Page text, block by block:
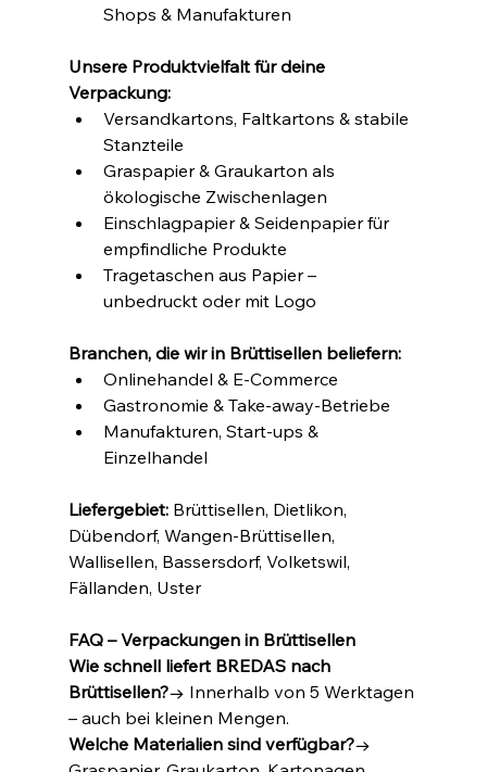
Shops & Manufakturen
Unsere Produktvielfalt für deine
Verpackung:
Versandkartons, Faltkartons & stabile
Stanzteile
Graspapier & Graukarton als
ökologische Zwischenlagen
Einschlagpapier & Seidenpapier für
empfindliche Produkte
Tragetaschen aus Papier –
unbedruckt oder mit Logo
Branchen, die wir in Brüttisellen beliefern:
Onlinehandel & E-Commerce
Gastronomie & Take-away-Betriebe
Manufakturen, Start-ups &
Einzelhandel
Liefergebiet: Brüttisellen, Dietlikon,
Dübendorf, Wangen-Brüttisellen,
Wallisellen, Bassersdorf, Volketswil,
Fällanden, Uster
FAQ – Verpackungen in Brüttisellen
Wie schnell liefert BREDAS nach
Brüttisellen?→ Innerhalb von 5 Werktagen
– auch bei kleinen Mengen.
Welche Materialien sind verfügbar?→